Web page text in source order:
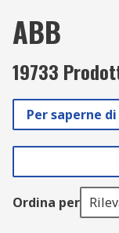
ABB
19733
Per saperne di
Ordina per